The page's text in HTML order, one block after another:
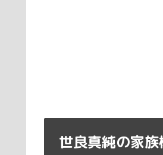
世良真純の家